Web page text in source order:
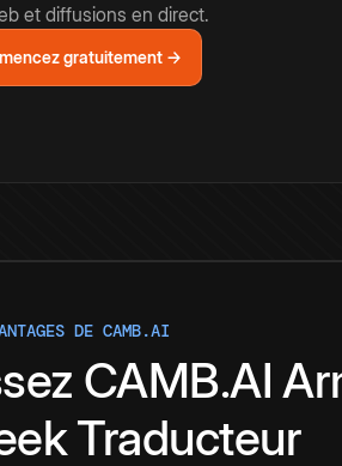
et diffusions en direct.
gratuitement →
DE CAMB.AI
CAMB.AI
Traducteur